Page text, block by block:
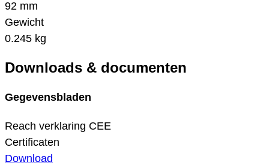
92 mm
Gewicht
0.245 kg
Downloads & documenten
Gegevensbladen
Reach verklaring CEE
Certificaten
Download